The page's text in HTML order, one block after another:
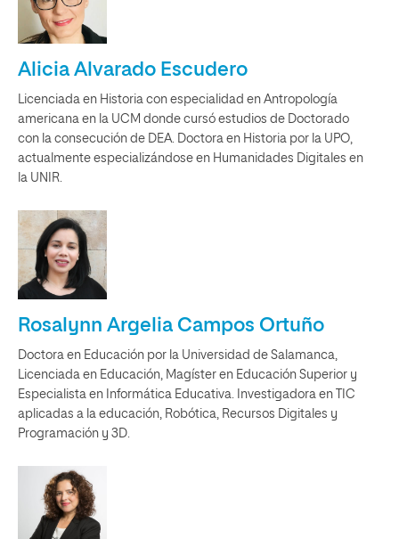
Alicia Alvarado Escudero
Licenciada en Historia con especialidad en Antropología
americana en la UCM donde cursó estudios de Doctorado
con la consecución de DEA. Doctora en Historia por la UPO,
actualmente especializándose en Humanidades Digitales en
la UNIR.
Rosalynn Argelia Campos Ortuño
Doctora en Educación por la Universidad de Salamanca,
Licenciada en Educación, Magíster en Educación Superior y
Especialista en Informática Educativa. Investigadora en TIC
aplicadas a la educación, Robótica, Recursos Digitales y
Programación y 3D.